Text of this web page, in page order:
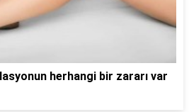
herhangi bir zararı var